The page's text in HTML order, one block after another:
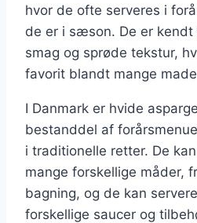
hvor de ofte serveres i
de er i sæson. De er kendt
smag og sprøde tekstur,
favorit blandt mange
I Danmark er hvide
bestanddel af
i traditionelle retter. De
mange forskellige måder,
bagning, og de kan
forskellige saucer og